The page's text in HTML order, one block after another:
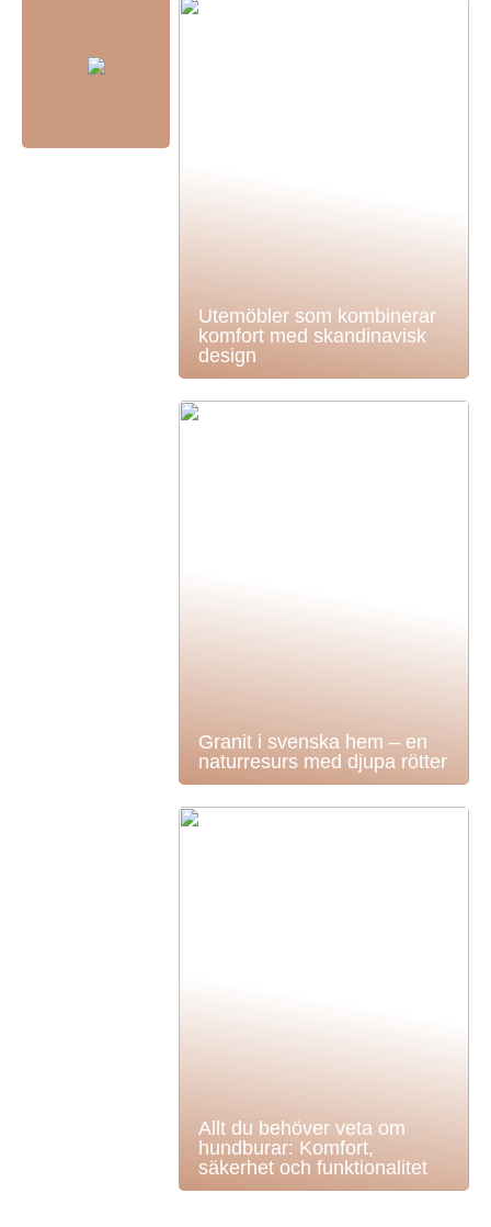
Utemöbler som kombinerar
komfort med skandinavisk
design
Granit i svenska hem – en
naturresurs med djupa rötter
Allt du behöver veta om
hundburar: Komfort,
säkerhet och funktionalitet